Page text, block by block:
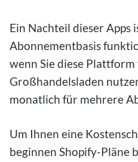
Ein Nachteil dieser Apps
Abonnementbasis
wenn Sie diese
Großhandelsladen
monatlich für mehrere
Um Ihnen eine
beginnen Shopify-Pläne